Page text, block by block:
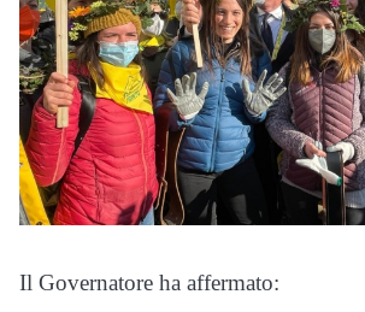
Il Governatore ha affermato: